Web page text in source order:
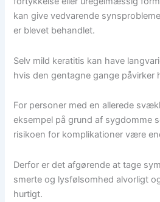
kan give vedvarende
er blevet behandlet.
Selv mild keratitis kan have
hvis den gentagne gange påvirker
For personer med en allerede
eksempel på grund af sygdomme
risikoen for komplikationer være
Derfor er det afgørende at tage
smerte og lysfølsomhed alvorligt
hurtigt.